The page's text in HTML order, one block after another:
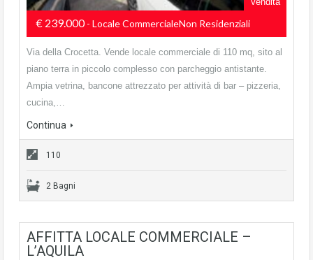
€ 239.000- Locale CommercialeNon Residenziali
Via della Crocetta. Vende locale commerciale di 110 mq, sito al
piano terra in piccolo complesso con parcheggio antistante.
Ampia vetrina, bancone attrezzato per attività di bar – pizzeria,
cucina,…
Continua
110
2 Bagni
AFFITTA LOCALE COMMERCIALE –
L’AQUILA